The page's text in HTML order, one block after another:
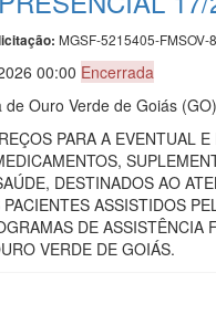
MGSF-5215405-FMSOV-
00:00 Encerrada
de Ouro Verde de Goiás (GO)
PARA A EVENTUAL
DESTINADOS AO
ASSISTIDOS
DE ASSISTÊNCIA
VERDE DE GOIÁS.